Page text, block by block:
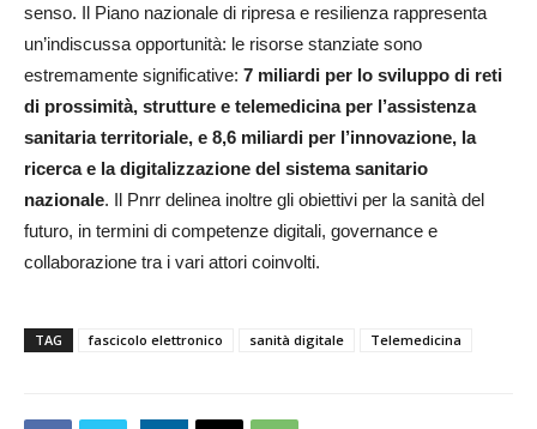
senso. Il Piano nazionale di ripresa e resilienza rappresenta
un’indiscussa opportunità: le risorse stanziate sono
estremamente significative: 7 miliardi per lo sviluppo di reti
di prossimità, strutture e telemedicina per l’assistenza
sanitaria territoriale, e 8,6 miliardi per l’innovazione, la
ricerca e la digitalizzazione del sistema sanitario
nazionale. Il Pnrr delinea inoltre gli obiettivi per la sanità del
futuro, in termini di competenze digitali, governance e
collaborazione tra i vari attori coinvolti.
TAG fascicolo elettronico sanità digitale Telemedicina